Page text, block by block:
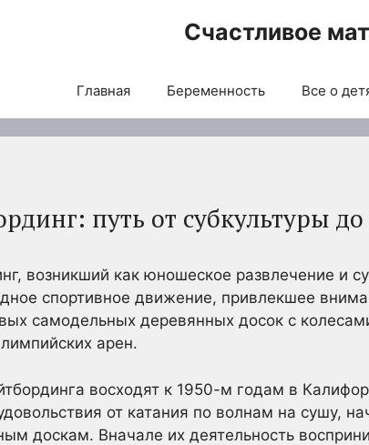
Счастливое
Главная Беременность Все о
путь от субкультуры
возникший как юношеское развлечение и
спортивное движение, привлекшее
самодельных деревянных досок с
арен.
восходят к 1950-м годам в
от катания по волнам на сушу,
доскам. Вначале их деятельность